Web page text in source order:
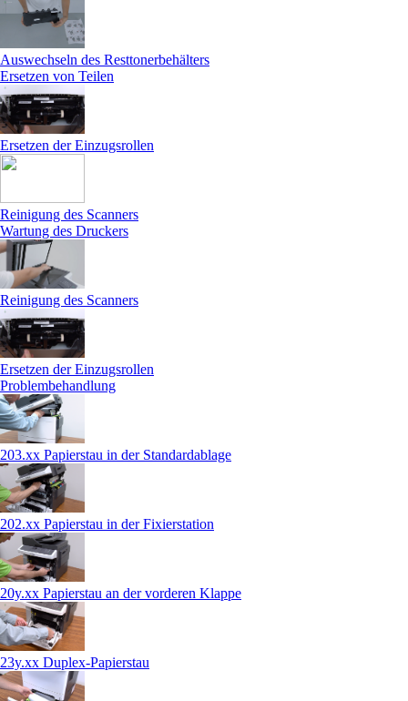
Auswechseln des Resttonerbehälters
Ersetzen von Teilen
Ersetzen der Einzugsrollen
Reinigung des Scanners
Wartung des Druckers
Reinigung des Scanners
Ersetzen der Einzugsrollen
Problembehandlung
203.xx Papierstau in der Standardablage
202.xx Papierstau in der Fixierstation
20y.xx Papierstau an der vorderen Klappe
23y.xx Duplex-Papierstau